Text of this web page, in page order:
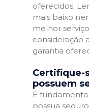
oferecidos.
mais baixo
melhor
consideração
garantia
Certifique-
possuem
É
possua